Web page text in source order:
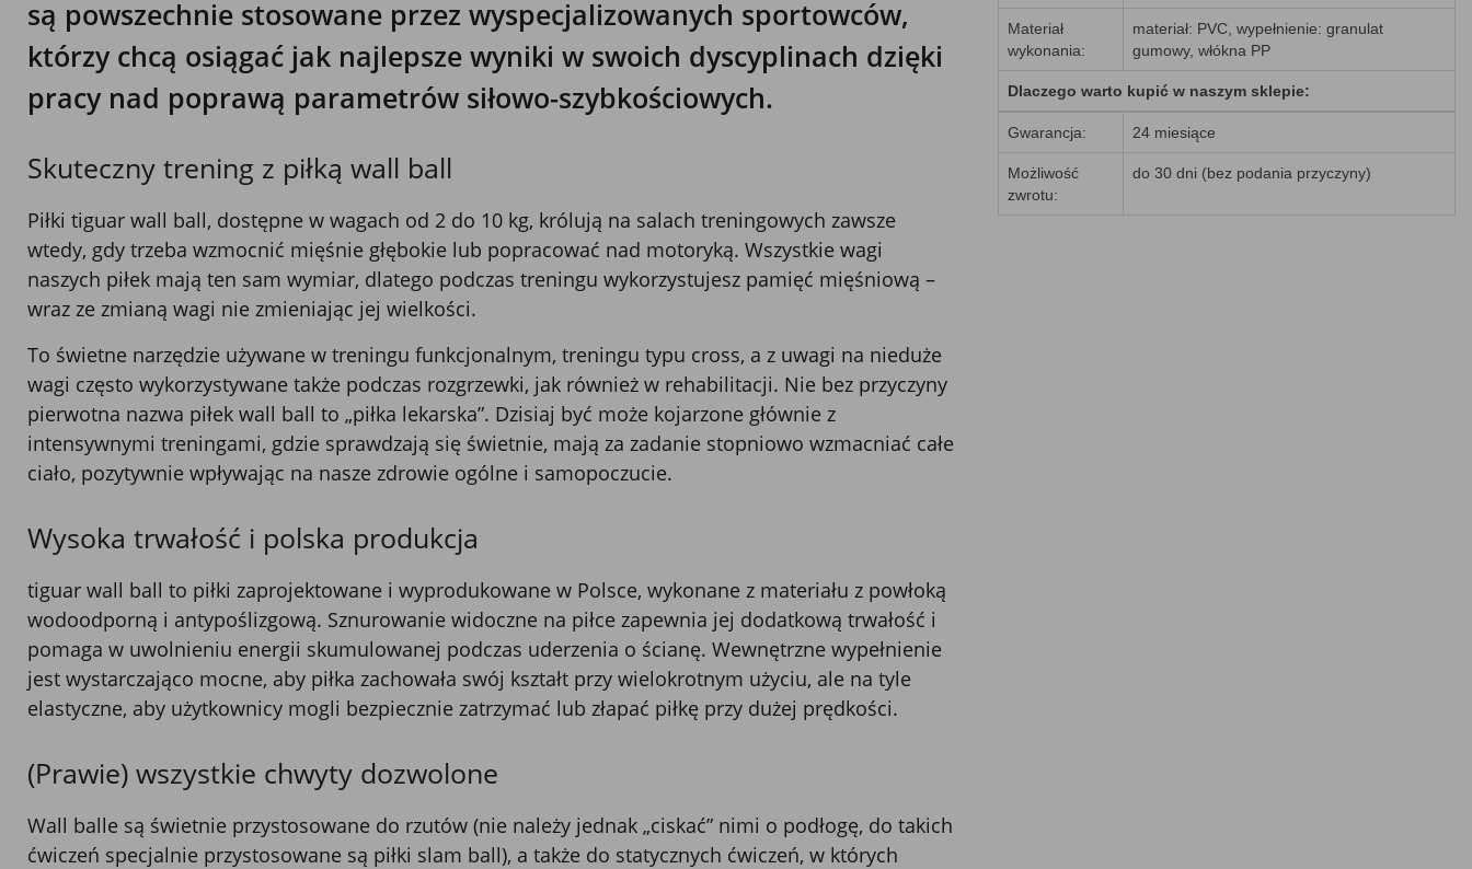
są powszechnie stosowane przez wyspecjalizowanych sportowców,
którzy chcą osiągać jak najlepsze wyniki w swoich dyscyplinach dzięki
pracy nad poprawą parametrów siłowo-szybkościowych.
Skuteczny trening z piłką wall ball
Piłki tiguar wall ball, dostępne w wagach od 2 do 10 kg, królują na salach treningowych zawsze
wtedy, gdy trzeba wzmocnić mięśnie głębokie lub popracować nad motoryką. Wszystkie wagi
naszych piłek mają ten sam wymiar, dlatego podczas treningu wykorzystujesz pamięć mięśniową –
wraz ze zmianą wagi nie zmieniając jej wielkości.
To świetne narzędzie używane w treningu funkcjonalnym, treningu typu cross, a z uwagi na nieduże
wagi często wykorzystywane także podczas rozgrzewki, jak również w rehabilitacji. Nie bez przyczyny
pierwotna nazwa piłek wall ball to „piłka lekarska”. Dzisiaj być może kojarzone głównie z
intensywnymi treningami, gdzie sprawdzają się świetnie, mają za zadanie stopniowo wzmacniać całe
ciało, pozytywnie wpływając na nasze zdrowie ogólne i samopoczucie.
Wysoka trwałość i polska produkcja
tiguar wall ball to piłki zaprojektowane i wyprodukowane w Polsce, wykonane z materiału z powłoką
wodoodporną i antypoślizgową. Sznurowanie widoczne na piłce zapewnia jej dodatkową trwałość i
pomaga w uwolnieniu energii skumulowanej podczas uderzenia o ścianę. Wewnętrzne wypełnienie
jest wystarczająco mocne, aby piłka zachowała swój kształt przy wielokrotnym użyciu, ale na tyle
elastyczne, aby użytkownicy mogli bezpiecznie zatrzymać lub złapać piłkę przy dużej prędkości.
(Prawie) wszystkie chwyty dozwolone
Wall balle są świetnie przystosowane do rzutów (nie należy jednak „ciskać” nimi o podłogę, do takich
ćwiczeń specjalnie przystosowane są piłki slam ball), a także do statycznych ćwiczeń, w których
Materiał
wykonania:
materiał: PVC, wypełnienie: granulat
gumowy, włókna PP
Dlaczego warto kupić w naszym sklepie:
Gwarancja: 24 miesiące
Możliwość
zwrotu:
do 30 dni (bez podania przyczyny)